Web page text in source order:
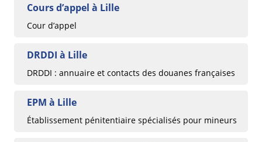
Cours d’appel à Lille
Cour d’appel
DRDDI à Lille
DRDDI : annuaire et contacts des douanes françaises
EPM à Lille
Établissement pénitentiaire spécialisés pour mineurs